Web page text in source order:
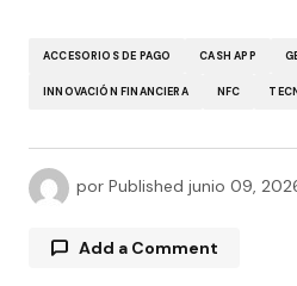
ACCESORIOS DE PAGO CASH APP
INNOVACIÓN FINANCIERA NFC
por Published junio 09,
Add a Comment